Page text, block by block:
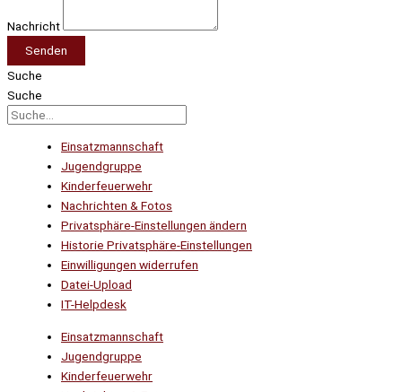
Nachricht
Senden
Suche
Suche
Einsatzmannschaft
Jugendgruppe
Kinderfeuerwehr
Nachrichten & Fotos
Privatsphäre-Einstellungen ändern
Historie Privatsphäre-Einstellungen
Einwilligungen widerrufen
Datei-Upload
IT-Helpdesk
Einsatzmannschaft
Jugendgruppe
Kinderfeuerwehr